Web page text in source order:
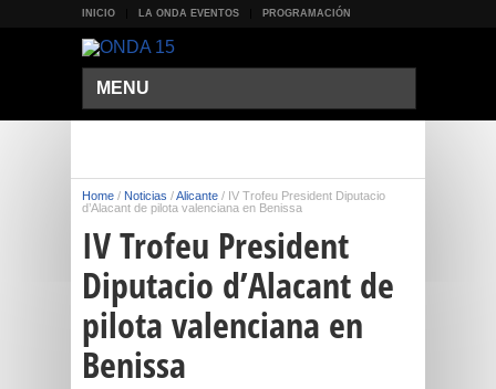
INICIO LA ONDA EVENTOS PROGRAMACIÓN
MENU
Home / Noticias /Alicante / IV Trofeu President Diputacio
d’Alacant de pilota valenciana en Benissa
IV Trofeu President
Diputacio d’Alacant de
pilota valenciana en
Benissa